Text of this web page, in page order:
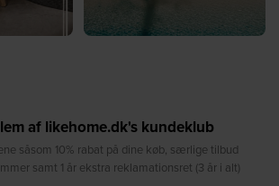
af likehome.dk's kundeklub
såsom 10% rabat på dine køb, særlige tilbud
samt 1 år ekstra reklamationsret (3 år i alt)